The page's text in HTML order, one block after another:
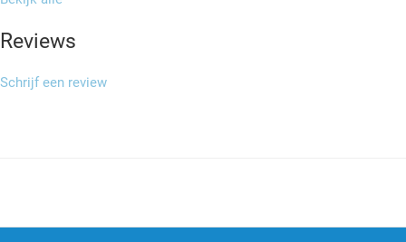
Reviews
Schrijf een review